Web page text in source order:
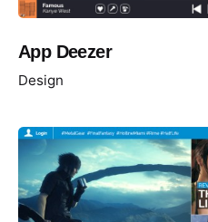
App Deezer
Design